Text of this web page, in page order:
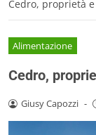
Cedro, proprietà
Alimentazione
Cedro,
Giusy Capozzi -